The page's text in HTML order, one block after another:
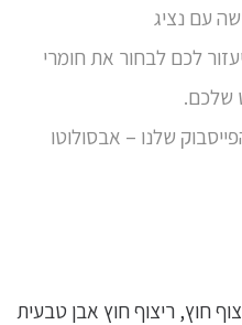
עם נציג
לכם לבחור את חומרי
שלכם.
שלנו – אבסולוטו
חוץ, ריצוף חוץ אבן טבעית